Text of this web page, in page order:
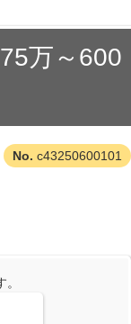
万～600
c43250600101